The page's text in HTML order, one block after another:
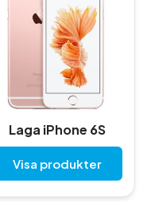
Laga iPhone 6S
Visa produkter